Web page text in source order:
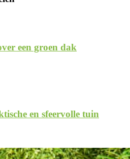
een groen dak
en sfeervolle tuin